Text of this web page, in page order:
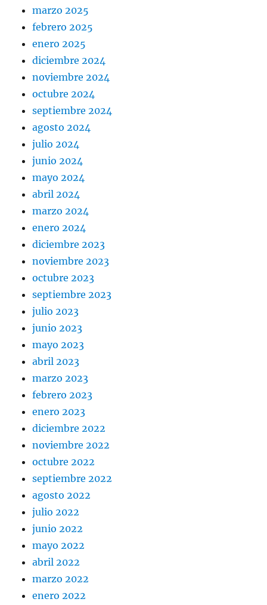
marzo 2025
febrero 2025
enero 2025
diciembre 2024
noviembre 2024
octubre 2024
septiembre 2024
agosto 2024
julio 2024
junio 2024
mayo 2024
abril 2024
marzo 2024
enero 2024
diciembre 2023
noviembre 2023
octubre 2023
septiembre 2023
julio 2023
junio 2023
mayo 2023
abril 2023
marzo 2023
febrero 2023
enero 2023
diciembre 2022
noviembre 2022
octubre 2022
septiembre 2022
agosto 2022
julio 2022
junio 2022
mayo 2022
abril 2022
marzo 2022
enero 2022